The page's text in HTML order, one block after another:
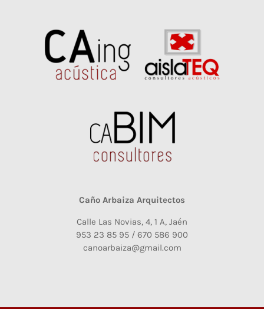
Caño Arbaiza Arquitectos
Calle Las Novias, 4, 1 A, Jaén
953 23 85 95 / 670 586 900
canoarbaiza@gmail.com